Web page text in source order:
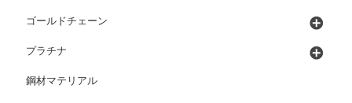
ゴールドチェーン
プラチナ
鋼材マテリアル